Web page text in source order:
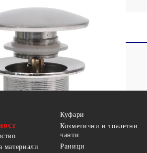
материали
Куфари
Козметични и тоалетни
чанти
Раници